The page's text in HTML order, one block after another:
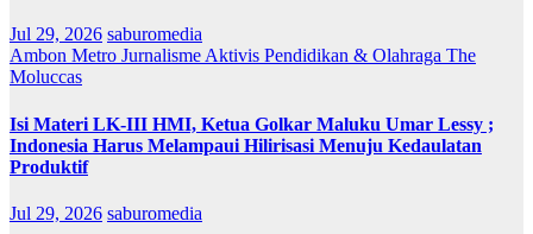
Jul 29, 2026 saburomedia
Ambon Metro Jurnalisme Aktivis Pendidikan & Olahraga The
Moluccas
Isi Materi LK-III HMI, Ketua Golkar Maluku Umar Lessy ;
Indonesia Harus Melampaui Hilirisasi Menuju Kedaulatan
Produktif
Jul 29, 2026 saburomedia